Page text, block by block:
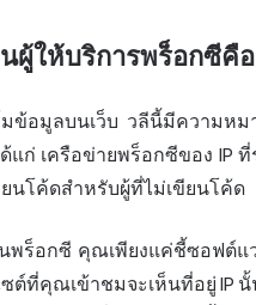
ผู้ให้บริการพร็อกซีคือ
ข้อมูลบนเว็บ วลีนี้มีความห
แก่ เครือข่ายพร็อกซีของ IP
นโค้ดสำหรับผู้ที่ไม่เขียนโค้ด
พร็อกซี คุณเพียงแค่ชี้ซอฟต์
ซต์ที่คุณเข้าชมจะเห็นที่อยู่ IP